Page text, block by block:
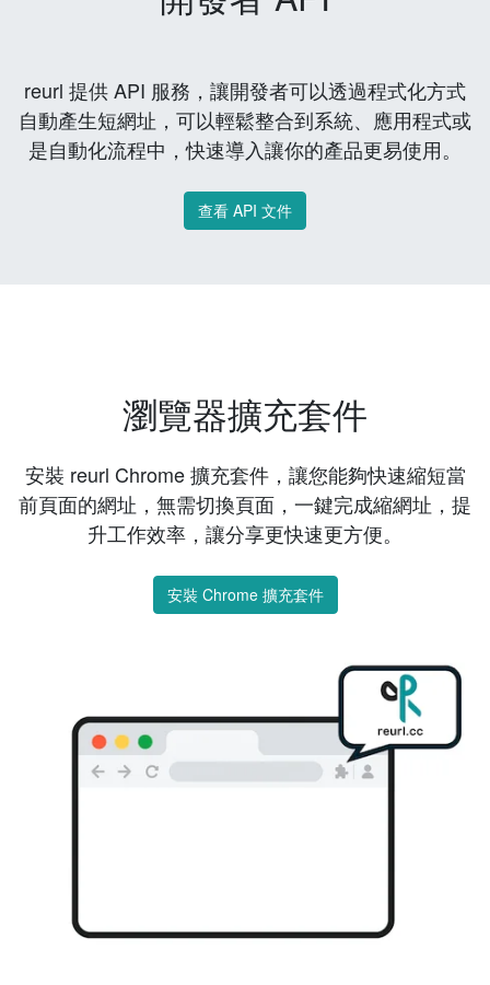
reurl 提供 API 服務，讓開發者可以透過程式化方式
自動產生短網址，可以輕鬆整合到系統、應用程式或
是自動化流程中，快速導入讓你的產品更易使用。
查看 API 文件
瀏覽器擴充套件
安裝 reurl Chrome 擴充套件，讓您能夠快速縮短當
前頁面的網址，無需切換頁面，一鍵完成縮網址，提
升工作效率，讓分享更快速更方便。
安裝 Chrome 擴充套件